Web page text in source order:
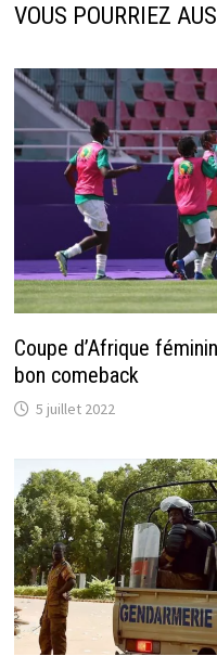
VOUS POURRIEZ
Coupe d’Afrique
bon comeback
5 juillet 2022